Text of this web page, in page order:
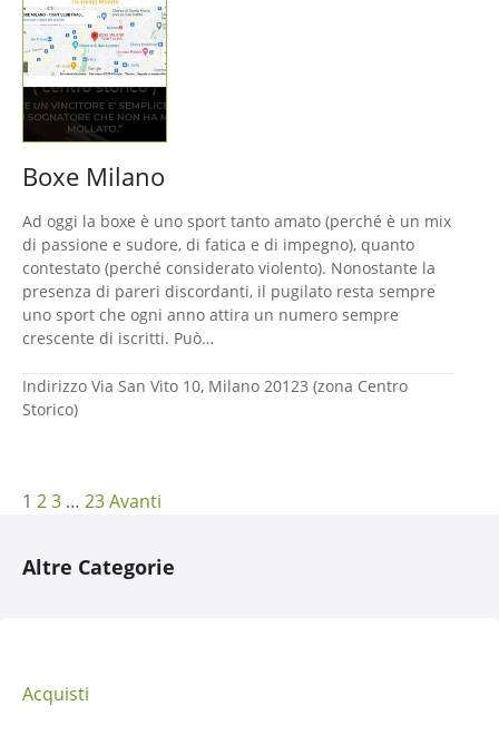
Boxe Milano
Ad oggi la boxe è uno sport tanto amato (perché è un mix
di passione e sudore, di fatica e di impegno), quanto
contestato (perché considerato violento). Nonostante la
presenza di pareri discordanti, il pugilato resta sempre
uno sport che ogni anno attira un numero sempre
crescente di iscritti. Può…
Indirizzo Via San Vito 10, Milano 20123 (zona Centro
Storico)
N
a
g
1 23 … 23Avanti
Altre Categorie
Acquisti